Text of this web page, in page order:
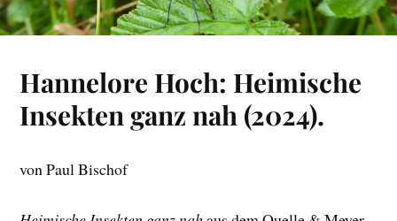
Hannelore Hoch: Heimische
Insekten ganz nah (2024).
von Paul Bischof